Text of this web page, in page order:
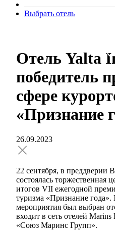
Выбрать отель
Отель Yalta
победитель
сфере
«Признание
26.09.2023
22 сентября, в преддверии
состоялась торжественная
итогов VII ежегодной
туризма «Признание
мероприятия был выбран
входит в сеть отелей
«Союз Маринс Групп».